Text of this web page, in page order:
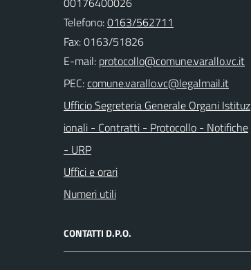
Telefono:0163/562711
Fax: 0163/51826
E-mail:
PEC:
Ufficio Segreteria Generale Organi Istituz
ionali - Contratti - Protocollo - Notifiche
- URP
Uffici e orari
Numeri utili
CONTATTI D.P.O.